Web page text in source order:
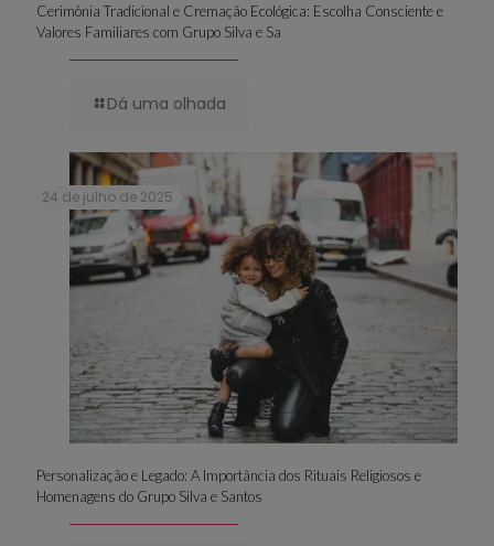
Cerimônia Tradicional e Cremação Ecológica: Escolha Consciente e
Valores Familiares com Grupo Silva e Sa
Dá uma olhada
24 de julho de 2025
Personalização e Legado: A Importância dos Rituais Religiosos e
Homenagens do Grupo Silva e Santos